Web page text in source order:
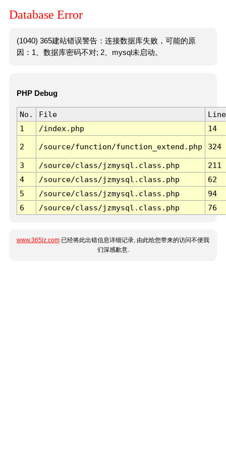
Database Error
(1040) 365建站错误警告：连接数据库失败，可能的原
因：1、数据库密码不对; 2、mysql未启动。
PHP Debug
No. File
Line
1
/index.php 14
2 /source/function/function_extend.php 324
3 /source/class/jzmysql.class.php
211
4
/source/class/jzmysql.class.php
62
5
/source/class/jzmysql.class.php
94
6
/source/class/jzmysql.class.php 76
www.365jz.com 已经将此出错信息详细记录, 由此给您带来的访问不便我
们深感歉意.